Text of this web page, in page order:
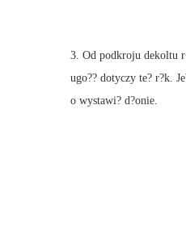
3. Od podkroju dekoltu
ugo?? dotyczy te? r?k.
o wystawi? d?onie.